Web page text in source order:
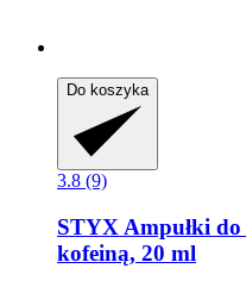
Do koszyka
3.8 (9)
STYX Ampułki do
kofeiną, 20 ml